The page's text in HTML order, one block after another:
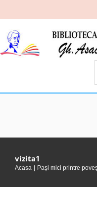
Despre bibliotecă
vizita1
Acasa Pași mici printre